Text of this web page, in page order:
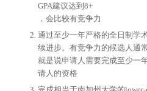
GPA建议达到8+
，会比较有竞争力
通过至少一年严格的全日制学
续进步。有竞争力的候选人通
就是说申请人需要完成至少一
请人的资格